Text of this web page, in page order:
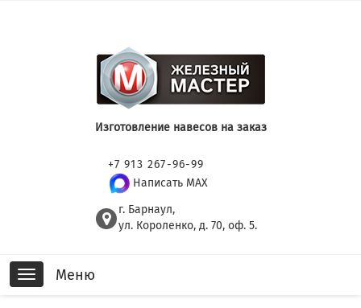
Изготовление навесов на заказ
+7 913 267-96-99
Написать MAX
г. Барнаул,
ул. Короленко, д. 70, оф. 5.
Toggle
navigation
Меню